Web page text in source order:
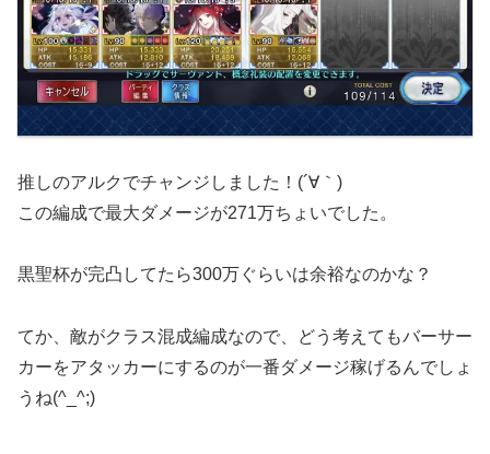
推しのアルクでチャンジしました！(´∀｀)
この編成で最大ダメージが271万ちょいでした。
黒聖杯が完凸してたら300万ぐらいは余裕なのかな？
てか、敵がクラス混成編成なので、どう考えてもバーサー
カーをアタッカーにするのが一番ダメージ稼げるんでしょ
うね(^_^;)